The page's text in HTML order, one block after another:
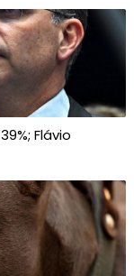
Flávio